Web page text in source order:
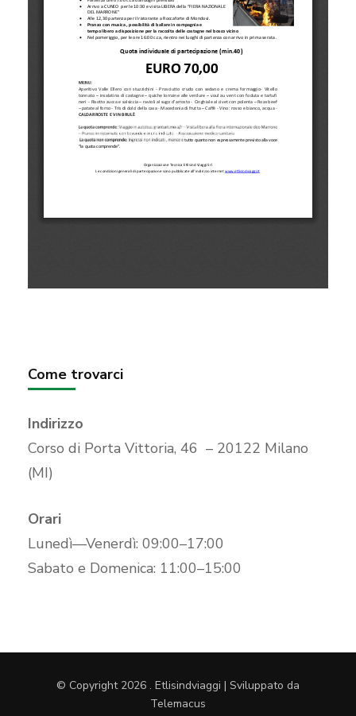
Come trovarci
Indirizzo
Corso di Porta Vittoria, 46 – 20122 Milano
(MI)
Orari
Lunedì—Venerdì: 09:00–17:00
Sabato e Domenica: 11:00–15:00
© Copyright 2026 . Etlisindviaggi | Sviluppato da
Telemacus